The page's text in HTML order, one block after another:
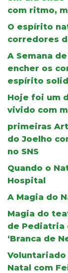
com ritmo,
O espírito
corredores
A Semana
encher os
espírito
Hoje foi um
vivido com
primeiras
do Joelho
no SNS
Quando o
Hospital
A Magia do
Magia do
de Pediatria
‘Branca de
Voluntariado
Natal com